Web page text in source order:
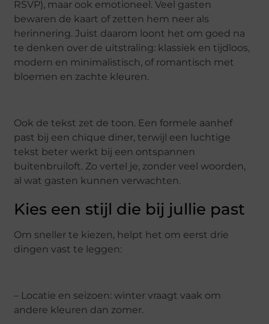
RSVP), maar ook emotioneel. Veel gasten
bewaren de kaart of zetten hem neer als
herinnering. Juist daarom loont het om goed na
te denken over de uitstraling: klassiek en tijdloos,
modern en minimalistisch, of romantisch met
bloemen en zachte kleuren.
Ook de tekst zet de toon. Een formele aanhef
past bij een chique diner, terwijl een luchtige
tekst beter werkt bij een ontspannen
buitenbruiloft. Zo vertel je, zonder veel woorden,
al wat gasten kunnen verwachten.
Kies een stijl die bij jullie past
Om sneller te kiezen, helpt het om eerst drie
dingen vast te leggen:
– Locatie en seizoen: winter vraagt vaak om
andere kleuren dan zomer.